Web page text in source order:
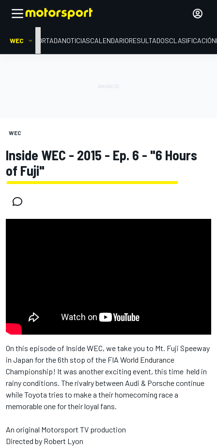
WEC PORTADANOTICIASCALENDARIORESULTADOSCLASIFICACIÓN
WEC
Inside WEC - 2015 - Ep. 6 - "6 Hours
of Fuji"
On this episode of Inside WEC, we take you to Mt. Fuji Speeway
in Japan for the 6th stop of the FIA World Endurance
Championship! It was another exciting event, this time held in
rainy conditions. The rivalry between Audi & Porsche continue
while Toyota tries to make a their homecoming race a
memorable one for their loyal fans.
An original Motorsport TV production
Directed by Robert Lyon